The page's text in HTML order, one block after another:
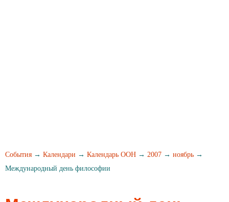
События → Календари → Календарь ООН → 2007 → ноябрь →
Международный день философии